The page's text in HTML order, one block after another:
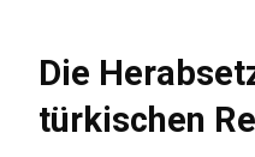
Die
türkischen